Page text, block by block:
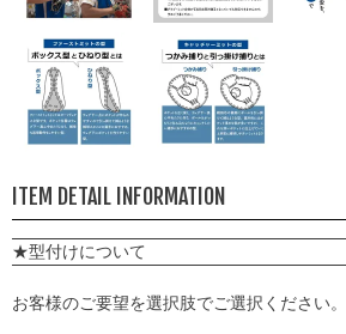
ITEM DETAIL INFORMATION
★型付けについて
お客様のご要望を選択肢でご選択ください。